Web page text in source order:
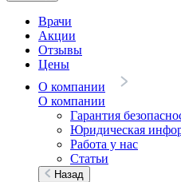
Врачи
Акции
Отзывы
Цены
О компании
О компании
Гарантия
Юридическая
Работа у нас
Статьи
Назад